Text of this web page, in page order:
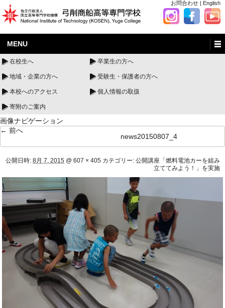
お問合わせ | English
MENU
在校生へ 卒業生の方へ
地域・企業の方へ 受験生・保護者の方へ
本校へのアクセス 個人情報の取扱
寄附のご案内
画像ナビゲーション
← 前へ
news20150807_4
公開日時: 8月 7, 2015 @ 607 × 405 カテゴリー: 公開講座「燃料電池カーを組み
立ててみよう！」を実施